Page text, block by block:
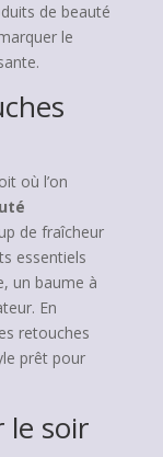
de beauté
le
où l’on
de fraîcheur
essentiels
un baume à
En
retouches
prêt pour
le soir